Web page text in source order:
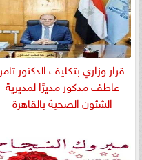
قرار وزاري بتكليف الدكتور تامر
عاطف مدكور مديرًا لمديرية
الشئون الصحية بالقاهرة